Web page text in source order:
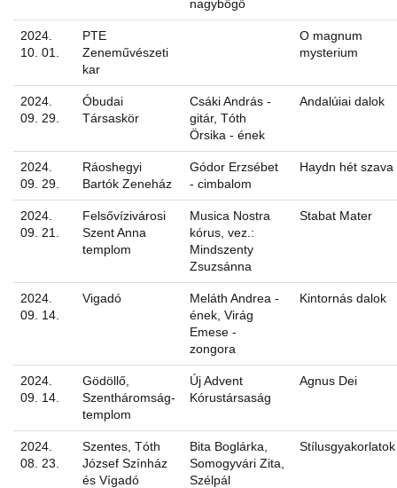
nagybőgő
2024.
10. 01.
PTE
Zeneművészeti
kar
O magnum
mysterium
2024.
09. 29.
Óbudai
Társaskör
Csáki András -
gitár, Tóth
Örsika - ének
Andalúiai dalok
2024.
09. 29.
Ráoshegyi
Bartók Zeneház
Gódor Erzsébet
- cimbalom
Haydn hét szava
2024.
09. 21.
Felsővízivárosi
Szent Anna
templom
Musica Nostra
kórus, vez.:
Mindszenty
Zsuzsánna
Stabat Mater
2024.
09. 14.
Vigadó
Meláth Andrea -
ének, Virág
Emese -
zongora
Kintornás dalok
2024.
09. 14.
Gödöllő,
Szentháromság-
templom
Új Advent
Kórustársaság
Agnus Dei
2024.
08. 23.
Szentes, Tóth
József Színház
és Vígadó
Bita Boglárka,
Somogyvári Zita,
Szélpál
Stílusgyakorlatok